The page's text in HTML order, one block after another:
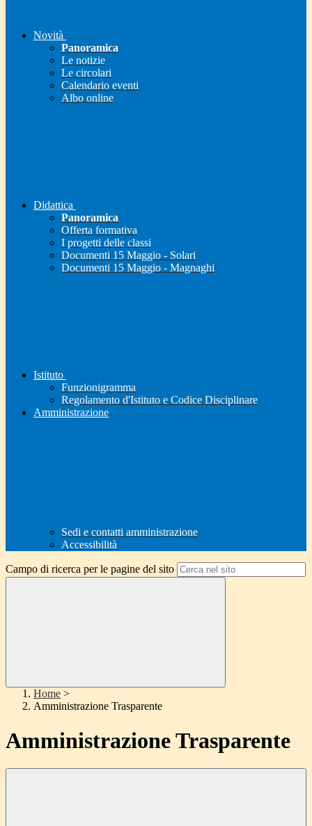
Novità
Panoramica
Le notizie
Le circolari
Calendario eventi
Albo online
Didattica
Panoramica
Offerta formativa
I progetti delle classi
Documenti 15 Maggio - Solari
Documenti 15 Maggio - Magnaghi
Istituto
Funzionigramma
Regolamento d'Istituto e Codice Disciplinare
Amministrazione
Sedi e contatti amministrazione
Accessibilità
Campo di ricerca per le pagine del sito
Home >
Amministrazione Trasparente
Amministrazione Trasparente